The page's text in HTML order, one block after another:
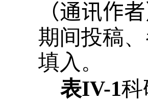
（通讯作者
期间投稿
填入。
表IV-1科